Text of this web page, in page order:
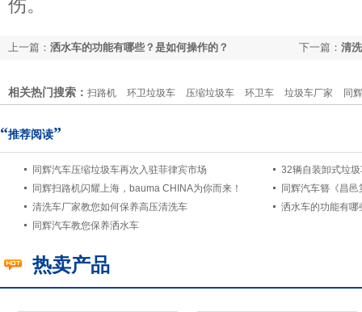
伤。
下一篇： 清
上一篇： 洒水车的功能有哪些？是如何操作的？
相关热门搜索： 扫路机 环卫垃圾车 压缩垃圾车 环卫车 垃圾车厂家 同
“推荐阅读”
同辉汽车压缩垃圾车再次入驻菲律宾市场
32辆自装卸式垃
同辉扫路机闪耀上海，bauma CHINA为你而来！
清洗车厂家教您如何保养高压清洗车
洒水车的功能有
同辉汽车教您保养洒水车
热卖产品